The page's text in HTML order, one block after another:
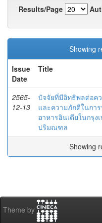
Results/Page
Showing
Issue
Date
Title
2565-
12-13
ปัจจัยที่มีอิทธิพลต่อค
และความภักดีในกา
อาหารอินเดียในกรุง
ปริมณฑล
Showing
Theme by